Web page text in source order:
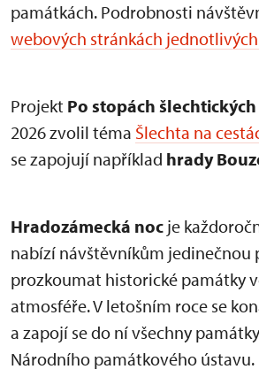
památkách. Podrobnosti
webových stránkách
Projekt Po stopách
2026 zvolil téma Šlechta na
se zapojují například hrady
Hradozámecká noc je
nabízí návštěvníkům jedinečnou
prozkoumat historické památky
atmosféře. V letošním roce se
a zapojí se do ní všechny
Národního památkového ústavu.